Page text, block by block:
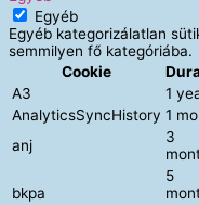
Egyéb
Egyéb kategorizálatlan
semmilyen fő kategóriába.
Cookie
A3
1
AnalyticsSyncHistory 1
anj
3
bkpa
5